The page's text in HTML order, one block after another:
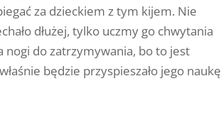
za dzieckiem z tym kijem. Nie
dłużej, tylko uczmy go chwytania
nogi do zatrzymywania, bo to jest
będzie przyspieszało jego naukę